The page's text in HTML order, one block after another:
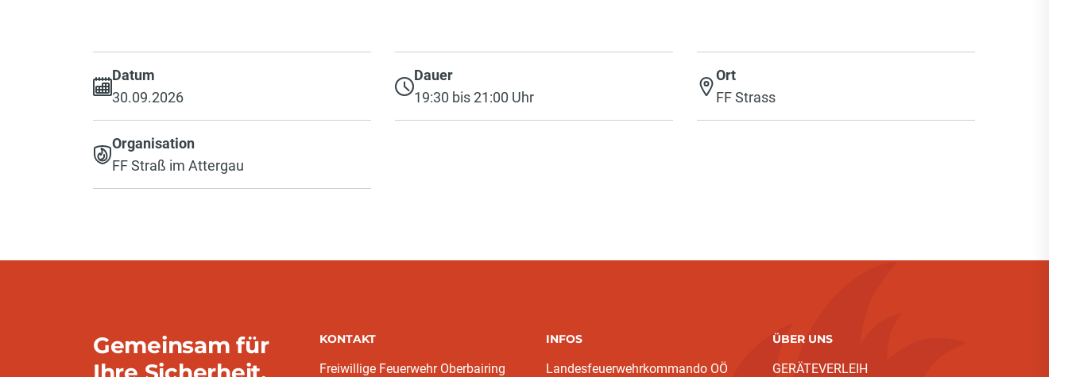
Datum
30.09.2026
Dauer
19:30 bis 21:00 Uhr
Ort
FF Strass
Organisation
FF Straß im Attergau
Gemeinsam für
KONTAKT
Freiwillige Feuerwehr Oberbairing
INFOS
Landesfeuerwehrkommando OÖ
ÜBER UNS
GERÄTEVERLEIH